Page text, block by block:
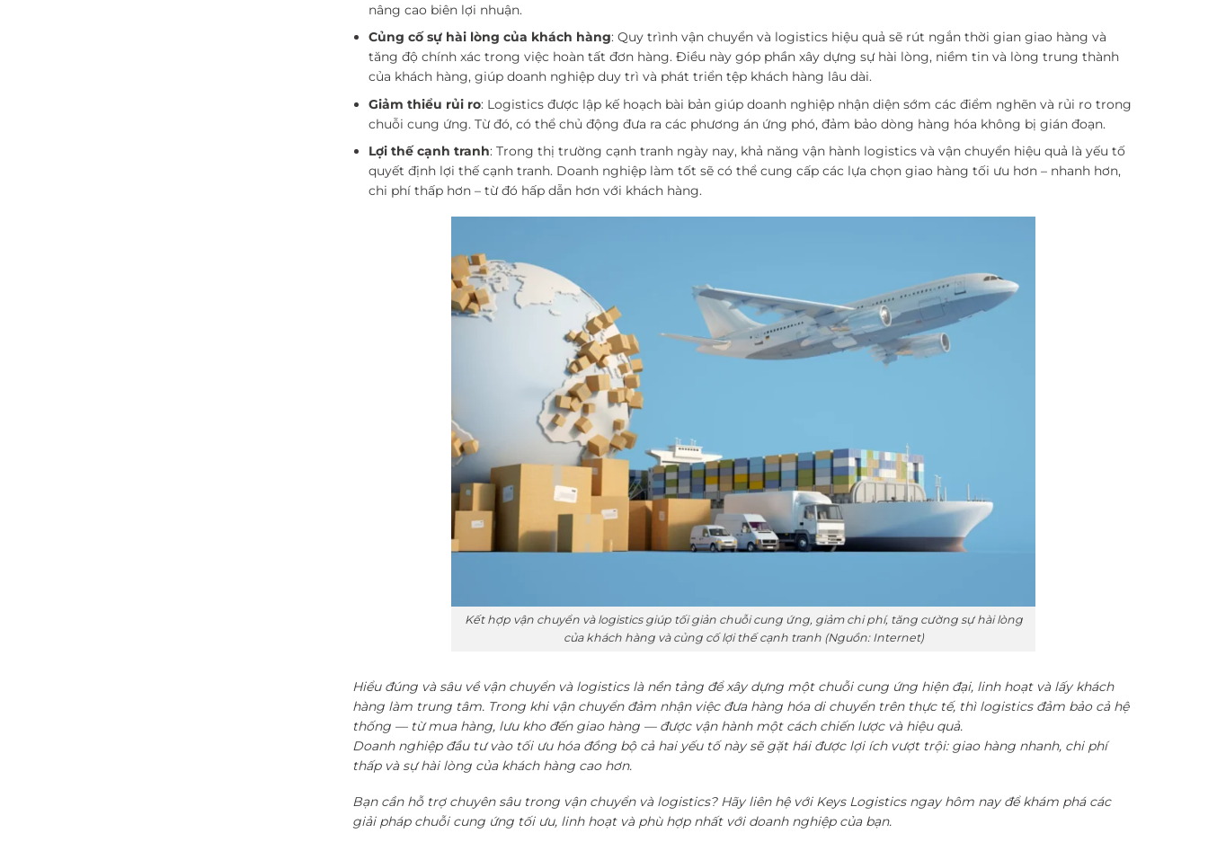
nâng cao biên lợi nhuận.
Củng cố sự hài lòng của khách hàng: Quy trình vận chuyển và logistics hiệu quả sẽ rút ngắn thời gian giao hàng và
tăng độ chính xác trong việc hoàn tất đơn hàng. Điều này góp phần xây dựng sự hài lòng, niềm tin và lòng trung thành
của khách hàng, giúp doanh nghiệp duy trì và phát triển tệp khách hàng lâu dài.
Giảm thiểu rủi ro: Logistics được lập kế hoạch bài bản giúp doanh nghiệp nhận diện sớm các điểm nghẽn và rủi ro trong
chuỗi cung ứng. Từ đó, có thể chủ động đưa ra các phương án ứng phó, đảm bảo dòng hàng hóa không bị gián đoạn.
Lợi thế cạnh tranh: Trong thị trường cạnh tranh ngày nay, khả năng vận hành logistics và vận chuyển hiệu quả là yếu tố
quyết định lợi thế cạnh tranh. Doanh nghiệp làm tốt sẽ có thể cung cấp các lựa chọn giao hàng tối ưu hơn – nhanh hơn,
chi phí thấp hơn – từ đó hấp dẫn hơn với khách hàng.
Kết hợp vận chuyển và logistics giúp tối giản chuỗi cung ứng, giảm chi phí, tăng cường sự hài lòng
của khách hàng và củng cố lợi thế cạnh tranh (Nguồn: Internet)
Hiểu đúng và sâu về vận chuyển và logistics là nền tảng để xây dựng một chuỗi cung ứng hiện đại, linh hoạt và lấy khách
hàng làm trung tâm. Trong khi vận chuyển đảm nhận việc đưa hàng hóa di chuyển trên thực tế, thì logistics đảm bảo cả hệ
thống — từ mua hàng, lưu kho đến giao hàng — được vận hành một cách chiến lược và hiệu quả.
Doanh nghiệp đầu tư vào tối ưu hóa đồng bộ cả hai yếu tố này sẽ gặt hái được lợi ích vượt trội: giao hàng nhanh, chi phí
thấp và sự hài lòng của khách hàng cao hơn.
Bạn cần hỗ trợ chuyên sâu trong vận chuyển và logistics? Hãy liên hệ với Keys Logistics ngay hôm nay để khám phá các
giải pháp chuỗi cung ứng tối ưu, linh hoạt và phù hợp nhất với doanh nghiệp của bạn.